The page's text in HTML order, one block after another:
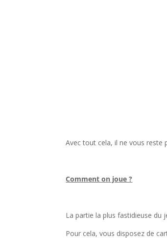
Avec tout cela, il ne vous reste
Comment on joue ?
La partie la plus fastidieuse du
Pour cela, vous disposez de